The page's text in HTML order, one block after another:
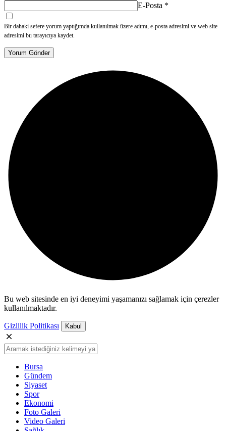
E-Posta *
Bir dahaki sefere yorum yaptığımda kullanılmak üzere adımı, e-posta adresimi ve web site
adresimi bu tarayıcıya kaydet.
Yorum Gönder
Bu web sitesinde en iyi deneyimi yaşamanızı sağlamak için çerezler
kullanılmaktadır.
Gizlilik Politikası Kabul
Bursa
Gündem
Siyaset
Spor
Ekonomi
Foto Galeri
Video Galeri